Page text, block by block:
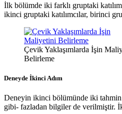
İlk bölümde iki farklı gruptaki
ikinci gruptaki katılımcılar, birinci
Çevik Yaklaşımlarda İşin
Belirleme
Deneyde İkinci Adım
Deneyin ikinci bölümünde iki tahmin
gibi- fazladan bilgiler de verilmiştir.